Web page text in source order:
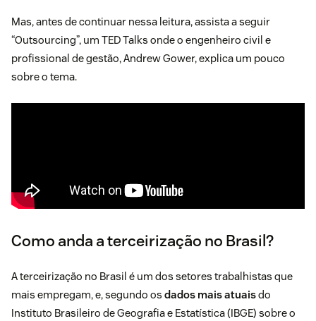
Mas, antes de continuar nessa leitura, assista a seguir
“Outsourcing”, um TED Talks onde o engenheiro civil e
profissional de gestão, Andrew Gower, explica um pouco
sobre o tema.
Como anda a terceirização no Brasil?
A terceirização no Brasil é um dos setores trabalhistas que
mais empregam, e, segundo os dados mais atuaisdo
Instituto Brasileiro de Geografia e Estatística (IBGE) sobre o